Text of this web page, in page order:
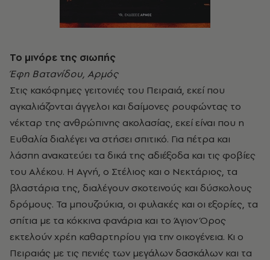
Το μινόρε της σιωπής
Έφη Βατανίδου, Αρμός
Στις κακόφημες γειτονιές του Πειραιά, εκεί που
αγκαλιάζονται άγγελοι και δαίμονες ρουφώντας το
νέκταρ της ανθρώπινης ακολασίας, εκεί είναι που η
Ευθαλία διαλέγει να στήσει σπιτικό. Για πέτρα και
λάσπη ανακατεύει τα δικά της αδιέξοδα και τις φοβίες
του Αλέκου. Η Αγνή, ο Στέλιος και ο Νεκτάριος, τα
βλαστάρια της, διαλέγουν σκοτεινούς και δύσκολους
δρόμους. Τα μπουζούκια, οι φυλακές και οι εξορίες, τα
σπίτια με τα κόκκινα φανάρια και το Άγιον Όρος
εκτελούν χρέη καθαρτηρίου για την οικογένεια. Κι ο
Πειραιάς με τις πενιές των μεγάλων δασκάλων και τα